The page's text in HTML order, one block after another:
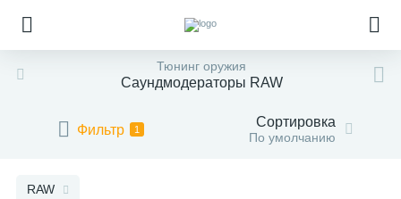
Тюнинг оружия
Саундмодераторы RAW
Фильтр 1 Сортировка
По умолчанию
RAW